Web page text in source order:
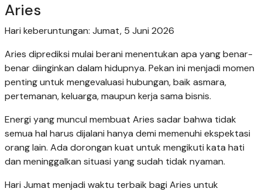
Aries
Hari keberuntungan: Jumat, 5 Juni 2026
Aries diprediksi mulai berani menentukan apa yang benar-
benar diinginkan dalam hidupnya. Pekan ini menjadi momen
penting untuk mengevaluasi hubungan, baik asmara,
pertemanan, keluarga, maupun kerja sama bisnis.
Energi yang muncul membuat Aries sadar bahwa tidak
semua hal harus dijalani hanya demi memenuhi ekspektasi
orang lain. Ada dorongan kuat untuk mengikuti kata hati
dan meninggalkan situasi yang sudah tidak nyaman.
Hari Jumat menjadi waktu terbaik bagi Aries untuk